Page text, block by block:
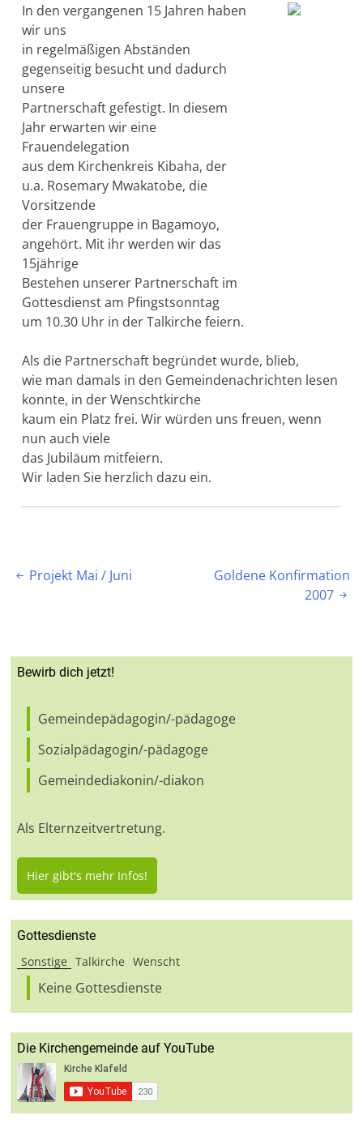
In den vergangenen 15 Jahren haben
wir uns
in regelmäßigen Abständen
gegenseitig besucht und dadurch
unsere
Partnerschaft gefestigt. In diesem
Jahr erwarten wir eine
Frauendelegation
aus dem Kirchenkreis Kibaha, der
u.a. Rosemary Mwakatobe, die
Vorsitzende
der Frauengruppe in Bagamoyo,
angehört. Mit ihr werden wir das
15jährige
Bestehen unserer Partnerschaft im
Gottesdienst am Pfingstsonntag
um 10.30 Uhr in der Talkirche feiern.
Als die Partnerschaft begründet wurde, blieb,
wie man damals in den Gemeindenachrichten lesen
konnte, in der Wenschtkirche
kaum ein Platz frei. Wir würden uns freuen, wenn
nun auch viele
das Jubiläum mitfeiern.
Wir laden Sie herzlich dazu ein.
Beitragsnavigation
 Projekt Mai / Juni
Goldene Konfirmation
2007 
Bewirb dich jetzt!
Gemeindepädagogin/-pädagoge
Sozialpädagogin/-pädagoge
Gemeindediakonin/-diakon
Als Elternzeitvertretung.
Hier gibt's mehr Infos!
Gottesdienste
Sonstige
Talkirche Wenscht
Keine Gottesdienste
Die Kirchengemeinde auf YouTube